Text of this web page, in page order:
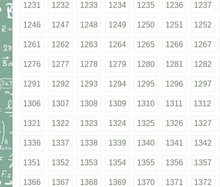
1231 1232 1233 1234 1235 1236 1237
1246 1247 1248 1249 1250 1251 1252
1261 1262 1263 1264 1265 1266 1267
1276 1277 1278 1279 1280 1281 1282
1291 1292 1293 1294 1295 1296 1297
1306 1307 1308 1309 1310 1311 1312
1321 1322 1323 1324 1325 1326 1327
1336 1337 1338 1339 1340 1341 1342
1351 1352 1353 1354 1355 1356 1357
1366 1367 1368 1369 1370 1371 1372